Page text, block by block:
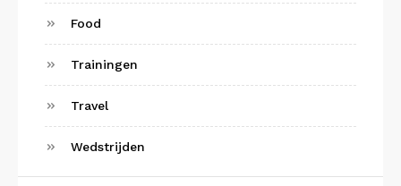
Food
Trainingen
Travel
Wedstrijden